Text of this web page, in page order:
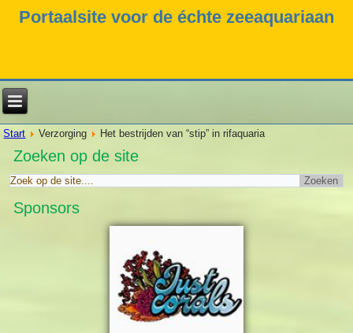
Portaalsite voor de échte zeeaquariaan
Start Verzorging Het bestrijden van “stip” in rifaquaria
Zoeken op de site
Sponsors